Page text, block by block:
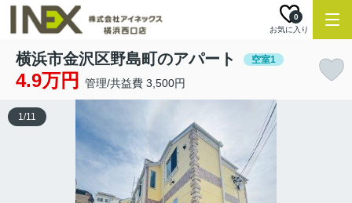
お気に入り
0
横浜市金沢区野島町のアパート 空室1
4.9万円 管理/共益費 3,500円
1/11